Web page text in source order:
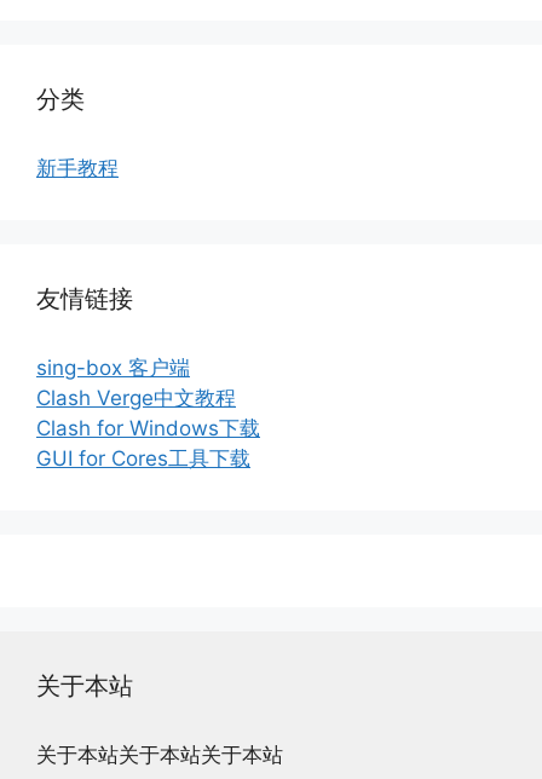
分类
新手教程
友情链接
sing-box 客户端
Clash Verge中文教程
Clash for Windows下载
GUI for Cores工具下载
关于本站
关于本站关于本站关于本站